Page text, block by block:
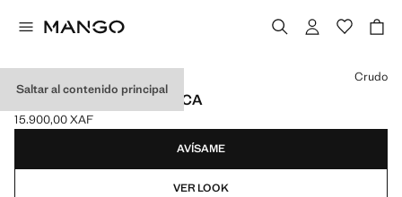
Saltar al contenido principal
CAPA LÚREX ASIMÉTRICA
Precio actual [15.900,00 XAF ]
15.900,00 XAF
Selecciona un color
Crudo
AVÍSAME
VER LOOK